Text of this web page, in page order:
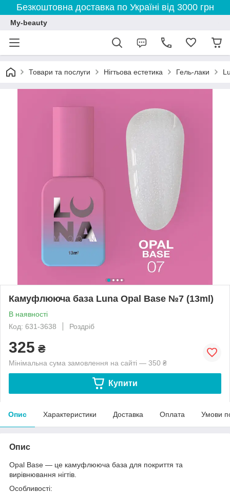
Безкоштовна доставка по Україні від 3000 грн
My-beauty
Товари та послуги Нігтьова естетика Гель-лаки
Камуфлююча база Luna Opal Base №7 (13ml)
В наявності
Код: 631-3638
Роздріб
325 ₴
Мінімальна сума замовлення на сайті — 350 ₴
Купити
Опис Характеристики Доставка Оплата Умови
Опис
Opal Base — це камуфлююча база для покриття та
вирівнювання нігтів.
Оcобливості: